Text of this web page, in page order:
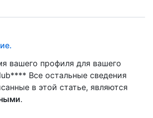
вашего профиля для вашего
Все остальные сведения
в этой статье, являются
.